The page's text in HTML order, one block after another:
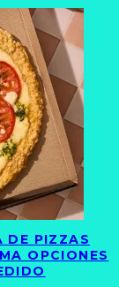
DE PIZZAS
OPCIONES